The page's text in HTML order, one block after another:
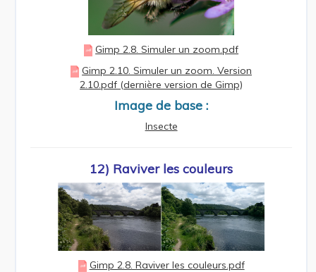
Gimp 2.8. Simuler un zoom.pdf
Gimp 2.10. Simuler un zoom. Version
2.10.pdf (dernière version de Gimp)
Image de base :
Insecte
12) Raviver les couleurs
Gimp 2.8. Raviver les couleurs.pdf